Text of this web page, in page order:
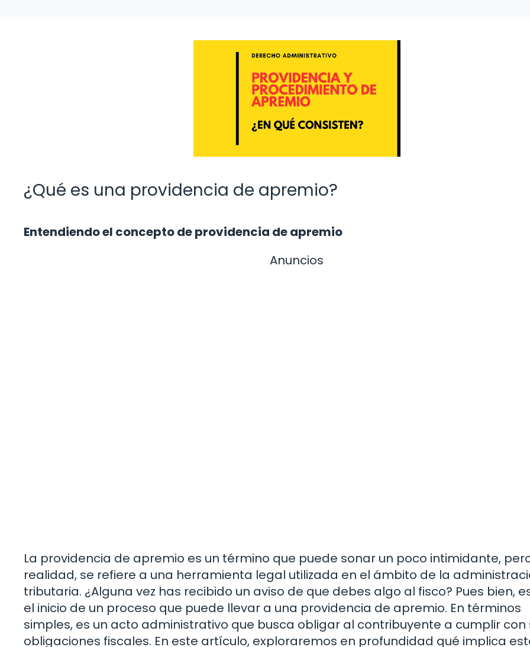
¿Qué es una providencia de apremio?
Entendiendo el concepto de providencia de apremio
Anuncios
La providencia de apremio es un término que puede sonar un poco intimidante,
realidad, se refiere a una herramienta legal utilizada en el ámbito de la
tributaria. ¿Alguna vez has recibido un aviso de que debes algo al fisco? Pues bien,
el inicio de un proceso que puede llevar a una providencia de apremio. En términos
simples, es un acto administrativo que busca obligar al contribuyente a cumplir con
obligaciones fiscales. En este artículo, exploraremos en profundidad qué implica